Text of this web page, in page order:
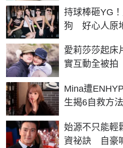
持球棒砸YG
狗 好心人原
愛莉莎莎起床
實互動全被
Mina遭
生揭6自救方
始源不只能輕
資祕訣 自豪